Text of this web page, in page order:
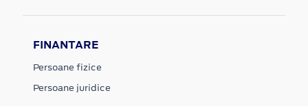
FINANTARE
Persoane fizice
Persoane juridice